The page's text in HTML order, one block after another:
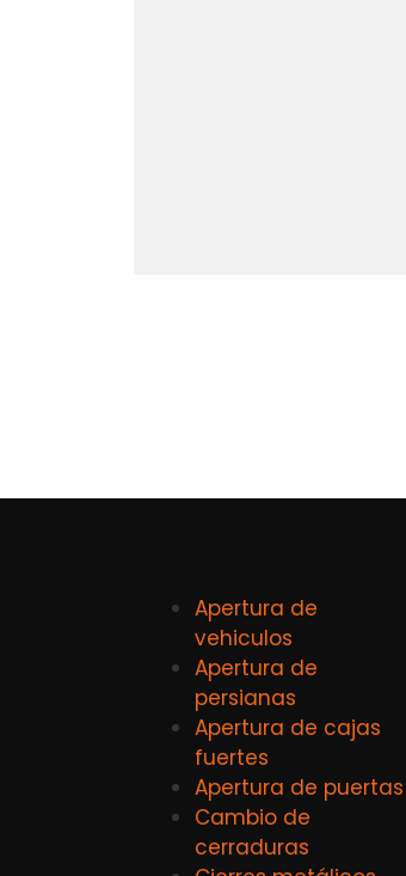
Apertura de
vehiculos
Apertura de
persianas
Apertura de cajas
fuertes
Apertura de puertas
Cambio de
cerraduras